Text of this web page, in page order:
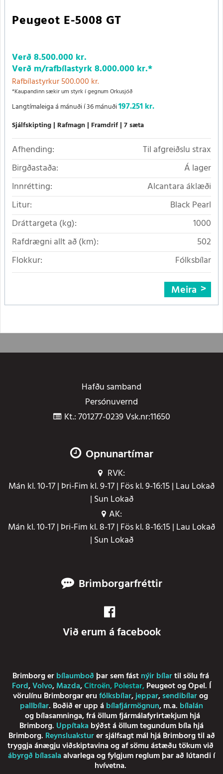
Peugeot E-5008 GT
Verð8.500.000 kr.
Verð m/rafbílastyrk8.000.000 kr.*
Rafbílastyrkur 500.000 kr.
*Kaupandinn sækir um styrk í gegnum Orkusjóð
Langtímaleiga á mánuði í 36 mánuði197.251 kr.
Sjálfskipting Rafmagn Framdrif 7 sæta
Afhending:
Til afgreiðslu strax
Birgðastaða:
Á lager
Innrétting:
Alcantara áklæði
Litur:
Black Pearl
Dráttargeta (kg):
1000
Rafdrægni allt að (km):
502
Flokkur:
Fólksbílar
Meira
Hafðu samband
Persónuvernd
Kt.: 701277-0239 Vsk.nr:11650
Opnunartímar
RVK:
Mán kl. 10-17 | Þri-Fim kl. 9-17 | Fös kl. 9-16:15 | Lau Lokað
| Sun Lokað
AK:
Mán kl. 10-17 | Þri-Fim kl. 8-17 | Fös kl. 8-16:15 | Lau Lokað
| Sun Lokað
Brimborgarfréttir
Við erum á facebook
Brimborg erbílaumboð þar sem fástnýir bílartil sölu frá
Ford,Volvo,Mazda,Citroën,Polestar,PeugeotogOpel. Í
vörulínu Brimborgar erufólksbílar,jeppar,sendibílarog
pallbílar. Boðið er upp ábílafjármögnun, m.a. bílalán
ogbílasamninga, frá öllum fjármálafyrirtækjum hjá
Brimborg. Uppítakabýðst á öllum tegundum bíla hjá
Brimborg. Reynsluaksturer sjálfsagt mál hjá Brimborg til að
tryggja ánægju viðskiptavina og af sömu ástæðu tökum við
ábyrgð bílasalaalvarlega og fylgjum reglum þar að lútandi í
hvívetna.